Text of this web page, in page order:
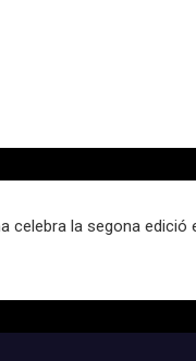
celebra la segona edició